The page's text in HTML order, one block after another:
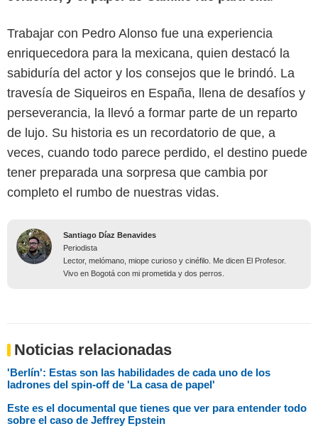
Trabajar con Pedro Alonso fue una experiencia
enriquecedora para la mexicana, quien destacó la
sabiduría del actor y los consejos que le brindó. La
travesía de Siqueiros en España, llena de desafíos y
perseverancia, la llevó a formar parte de un reparto
de lujo. Su historia es un recordatorio de que, a
veces, cuando todo parece perdido, el destino puede
tener preparada una sorpresa que cambia por
completo el rumbo de nuestras vidas.
Santiago Díaz Benavides
Periodista
Lector, melómano, miope curioso y cinéfilo. Me dicen El Profesor.
Vivo en Bogotá con mi prometida y dos perros.
Noticias relacionadas
'Berlín': Estas son las habilidades de cada uno de los
ladrones del spin-off de 'La casa de papel'
Este es el documental que tienes que ver para entender todo
sobre el caso de Jeffrey Epstein